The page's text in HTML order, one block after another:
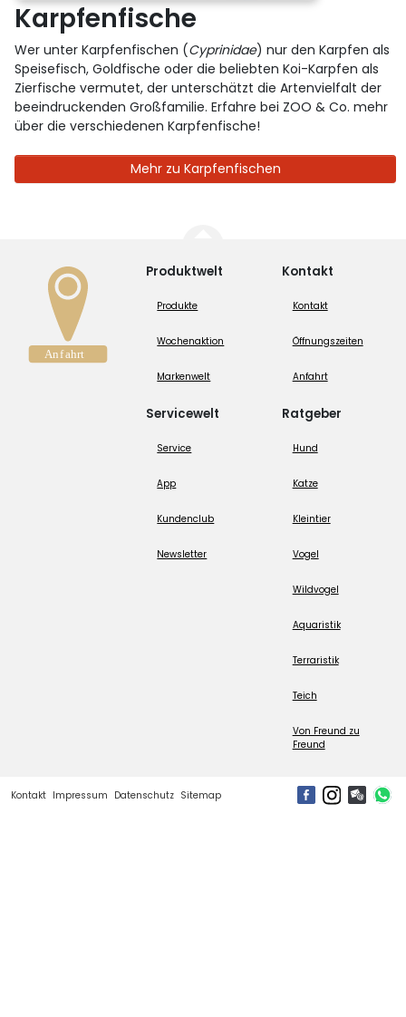
Karpfenfische
Wer unter Karpfenfischen (Cyprinidae) nur den Karpfen als
Speisefisch, Goldfische oder die beliebten Koi-Karpfen als
Zierfische vermutet, der unterschätzt die Artenvielfalt der
beeindruckenden Großfamilie. Erfahre bei ZOO & Co. mehr
über die verschiedenen Karpfenfische!
Mehr zu Karpfenfischen
Produktwelt
Produkte
Wochenaktion
Markenwelt
Servicewelt
Service
App
Kundenclub
Newsletter
Kontakt
Kontakt
Öffnungszeiten
Anfahrt
Ratgeber
Hund
Katze
Kleintier
Vogel
Wildvogel
Aquaristik
Terraristik
Teich
Von Freund zu
Freund
Kontakt Impressum Datenschutz Sitemap